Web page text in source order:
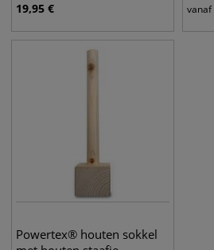
19,95 € vanaf
Powertex® houten sokkel